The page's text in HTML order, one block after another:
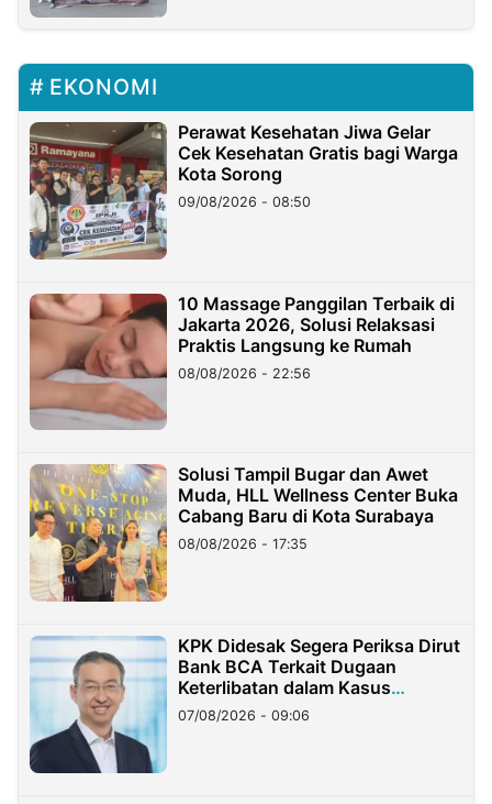
EKONOMI
Perawat Kesehatan Jiwa Gelar
Cek Kesehatan Gratis bagi Warga
Kota Sorong
09/08/2026 - 08:50
10 Massage Panggilan Terbaik di
Jakarta 2026, Solusi Relaksasi
Praktis Langsung ke Rumah
08/08/2026 - 22:56
Solusi Tampil Bugar dan Awet
Muda, HLL Wellness Center Buka
Cabang Baru di Kota Surabaya
08/08/2026 - 17:35
KPK Didesak Segera Periksa Dirut
Bank BCA Terkait Dugaan
Keterlibatan dalam Kasus
Hilangnya Dana Nasabah Rp2,58
Miliar
07/08/2026 - 09:06